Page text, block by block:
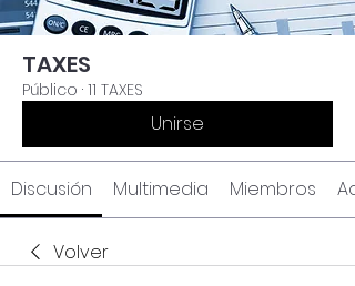
TAXES
Público · 11 TAXES
Unirse
Discusión Multimedia Miembros
Volver